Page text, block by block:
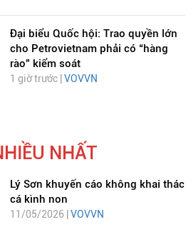
Đại biểu Quốc hội: Trao quyền lớn
cho Petrovietnam phải có “hàng
rào” kiểm soát
1 giờ trước | VOVVN
NHẤT
Lý Sơn khuyến cáo không khai thác
cá kình non
11/05/2026 | VOVVN